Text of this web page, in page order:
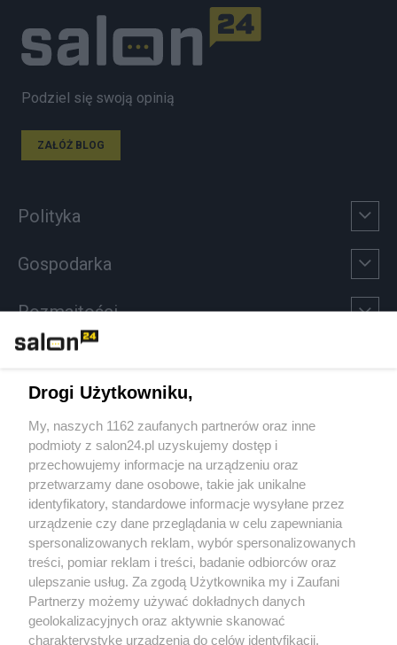
Podziel się swoją opinią
ZAŁÓŻ BLOG
Polityka
Gospodarka
Rozmaitości
Sport
Społeczeństwo
Kultura
X Facebook Instagram Youtube
Drogi Użytkowniku,
My, naszych 1162 zaufanych partnerów oraz inne
podmioty z salon24.pl uzyskujemy dostęp i
przechowujemy informacje na urządzeniu oraz
przetwarzamy dane osobowe, takie jak unikalne
identyfikatory, standardowe informacje wysyłane przez
urządzenie czy dane przeglądania w celu zapewniania
spersonalizowanych reklam, wybór spersonalizowanych
treści, pomiar reklam i treści, badanie odbiorców oraz
ulepszanie usług. Za zgodą Użytkownika my i Zaufani
Partnerzy możemy używać dokładnych danych
geolokalizacyjnych oraz aktywnie skanować
charakterystykę urządzenia do celów identyfikacji.